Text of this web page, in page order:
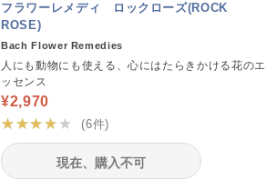
フラワーレメディ ロックローズ(ROCK
ROSE)
Bach Flower Remedies
人にも動物にも使える、心にはたらきかける花のエ
ッセンス
¥2,970
★★★★★
(6件)
現在、購入不可